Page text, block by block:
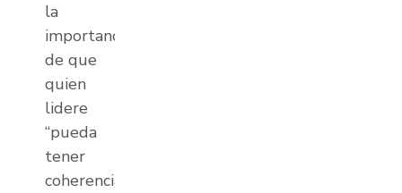
la
importancia
de que
quien
lidere
“pueda
tener
coherencia,